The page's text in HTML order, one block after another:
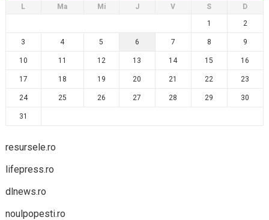
L Ma Mi J V S
D
1
2
3 4 5 6 7 8 9
10 11 12 13 14 15 16
17 18 19 20 21 22 23
24 25 26 27 28 29 30
31
resursele.ro
lifepress.ro
dlnews.ro
noulpopesti.ro